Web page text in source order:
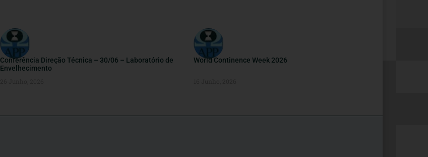
Conferência Direção Técnica – 30/06 – Laboratório de
Envelhecimento
World Continence Week 2026